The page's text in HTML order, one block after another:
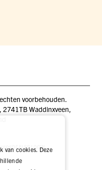
voorbehouden.
2741TB Waddinxveen,
DEALER LOGIN
van cookies. Deze